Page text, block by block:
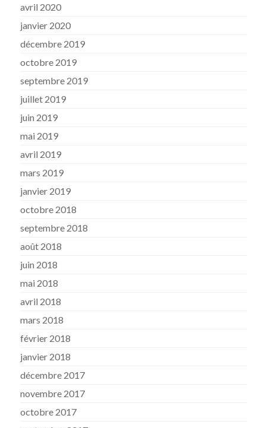
avril 2020
janvier 2020
décembre 2019
octobre 2019
septembre 2019
juillet 2019
juin 2019
mai 2019
avril 2019
mars 2019
janvier 2019
octobre 2018
septembre 2018
août 2018
juin 2018
mai 2018
avril 2018
mars 2018
février 2018
janvier 2018
décembre 2017
novembre 2017
octobre 2017